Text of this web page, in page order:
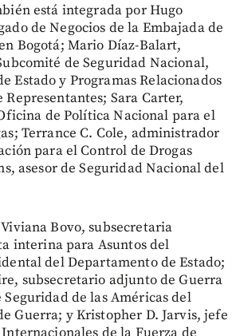
está integrada por Hugo
de Negocios de la Embajada de
Bogotá; Mario Díaz-Balart,
de Seguridad Nacional,
Estado y Programas Relacionados
Representantes; Sara Carter,
de Política Nacional para el
Terrance C. Cole, administrador
para el Control de Drogas
asesor de Seguridad Nacional del
Bovo, subsecretaria
interina para Asuntos del
del Departamento de Estado;
subsecretario adjunto de Guerra
Seguridad de las Américas del
Guerra; y Kristopher D. Jarvis, jefe